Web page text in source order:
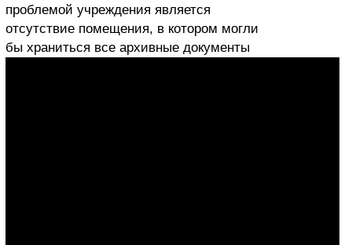
проблемой учреждения является
отсутствие помещения, в котором могли
бы храниться все архивные документы